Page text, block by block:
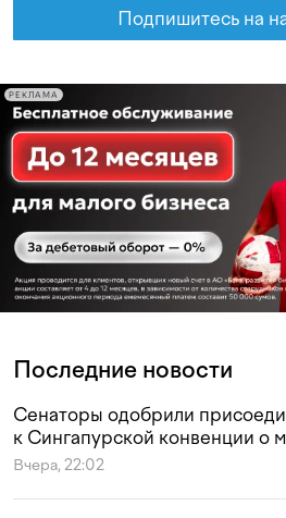
Подпишитесь на
РЕКЛАМА
Последние новости
Сенаторы одобрили
к Сингапурской конвенции о
Вчера, 22:02